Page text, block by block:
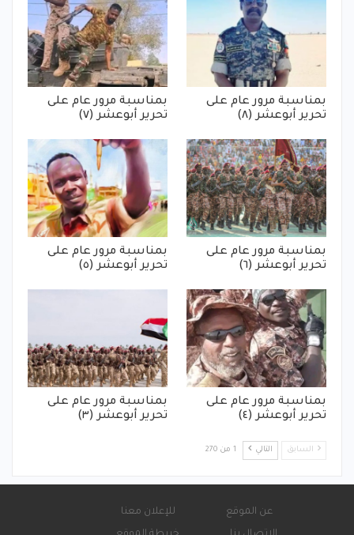
بمناسبة مرور عام على
تحرير أبوعشر (٨)
بمناسبة مرور عام على
تحرير أبوعشر (٧)
بمناسبة مرور عام على
تحرير أبوعشر (٦)
بمناسبة مرور عام على
تحرير أبوعشر (٥)
بمناسبة مرور عام على
تحرير أبوعشر (٤)
بمناسبة مرور عام على
تحرير أبوعشر (٣)
السابق التالي 1 من 270
عن الموقع
للإعلان معنا